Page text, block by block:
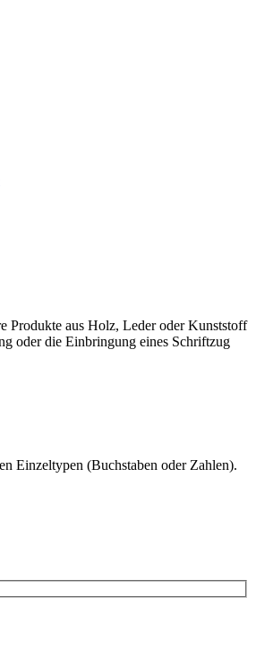
Produkte aus Holz, Leder oder Kunststoff
oder die Einbringung eines Schriftzug
Einzeltypen (Buchstaben oder Zahlen).